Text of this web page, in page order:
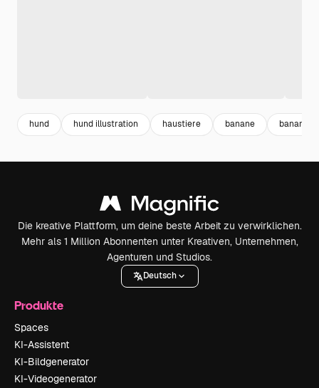
hund hund illustration haustiere banane banana
Die kreative Plattform, um deine beste Arbeit zu verwirklichen.
Mehr als 1 Million Abonnenten unter Kreativen, Unternehmen,
Agenturen und Studios.
Deutsch
Produkte
Spaces
KI-Assistent
KI-Bildgenerator
KI-Videogenerator